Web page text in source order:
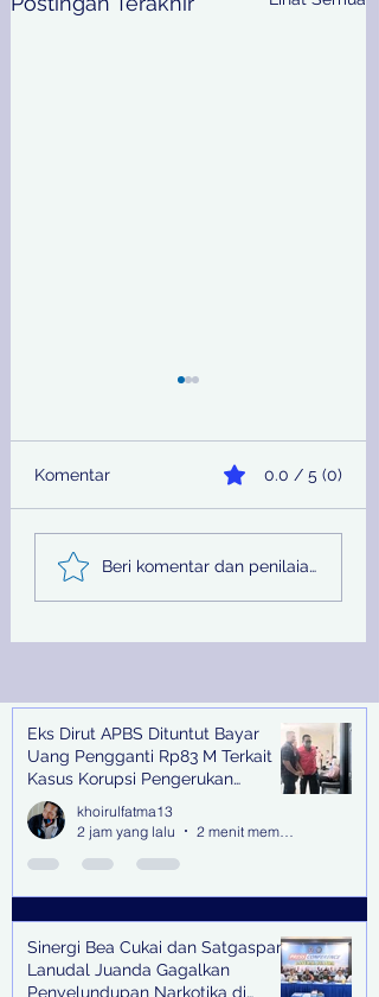
Sinergi Bea Cukai dan
Satgaspam Lanudal
Juanda Gagalkan
Komentar 0.0 / 5 (0)
Beri komentar dan penilaian...
Recent Posts
Eks Dirut APBS Dituntut Bayar
Uang Pengganti Rp83 M Terkait
Kasus Korupsi Pengerukan
Tanjung Perak
khoirulfatma13
2 jam yang lalu
Sinergi Bea Cukai dan Satgaspam
Lanudal Juanda Gagalkan
Penyelundupan Narkotika di